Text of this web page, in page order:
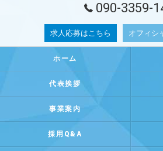
090-3359-
求人応募はこちら オフィシ
ホーム
代表挨拶
事業案内
採用Q&A